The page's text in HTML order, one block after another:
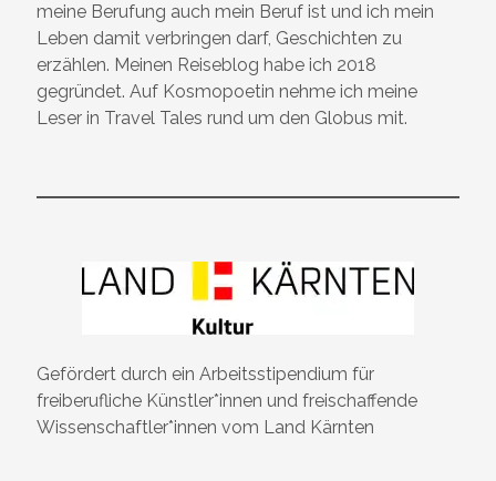
meine Berufung auch mein Beruf ist und ich mein
Leben damit verbringen darf, Geschichten zu
erzählen. Meinen Reiseblog habe ich 2018
gegründet. Auf Kosmopoetin nehme ich meine
Leser in Travel Tales rund um den Globus mit.
Gefördert durch ein Arbeitsstipendium für
freiberufliche Künstler*innen und freischaffende
Wissenschaftler*innen vom Land Kärnten